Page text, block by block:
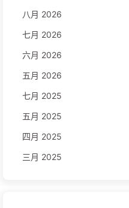
八月 2026
七月 2026
六月 2026
五月 2026
七月 2025
五月 2025
四月 2025
三月 2025